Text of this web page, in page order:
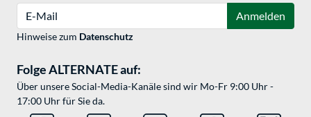
Anmelden
Hinweise zum Datenschutz
Folge ALTERNATE auf:
Über unsere Social-Media-Kanäle sind wir Mo-Fr 9:00 Uhr -
17:00 Uhr für Sie da.